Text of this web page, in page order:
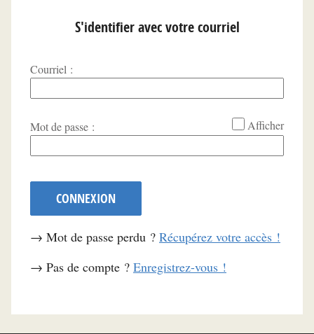
S'identifier avec votre courriel
Courriel :
Mot de passe : Afficher
CONNEXION
→ Mot de passe perdu ? Récupérez votre accès !
→ Pas de compte ? Enregistrez-vous !